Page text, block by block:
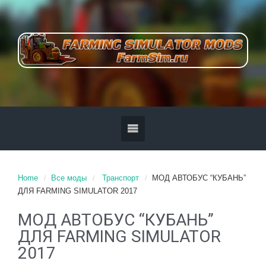
Home Все моды Транспорт
МОД АВТОБУС “КУБАНЬ”
ДЛЯ FARMING SIMULATOR 2017
МОД АВТОБУС “КУБАНЬ”
ДЛЯ FARMING SIMULATOR
2017